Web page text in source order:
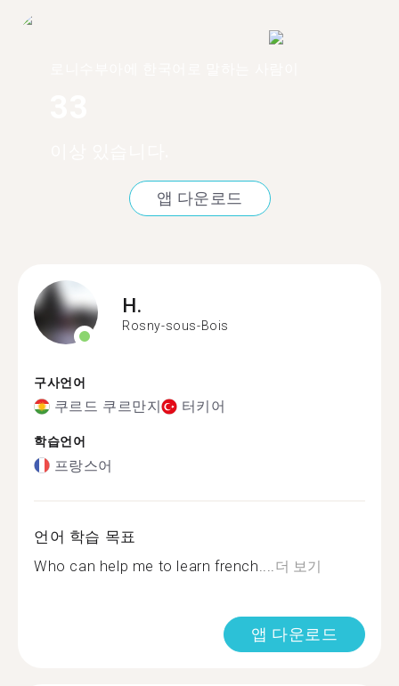
앱 다운로드
H.
Rosny-sous-Bois
구사언어
쿠르드 쿠르만지 터키어
학습언어
프랑스어
언어 학습 목표
Who can help me to learn french.... 더 보기
앱 다운로드